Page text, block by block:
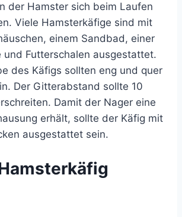
der Hamster sich beim Laufen
Viele Hamsterkäfige sind mit
einem Sandbad, einer
und Futterschalen ausgestattet.
des Käfigs sollten eng und quer
Der Gitterabstand sollte 10
Damit der Nager eine
erhält, sollte der Käfig mit
ausgestattet sein.